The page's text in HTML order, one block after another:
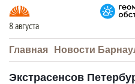
8 августа
Главная Новости
Экстрасенсов